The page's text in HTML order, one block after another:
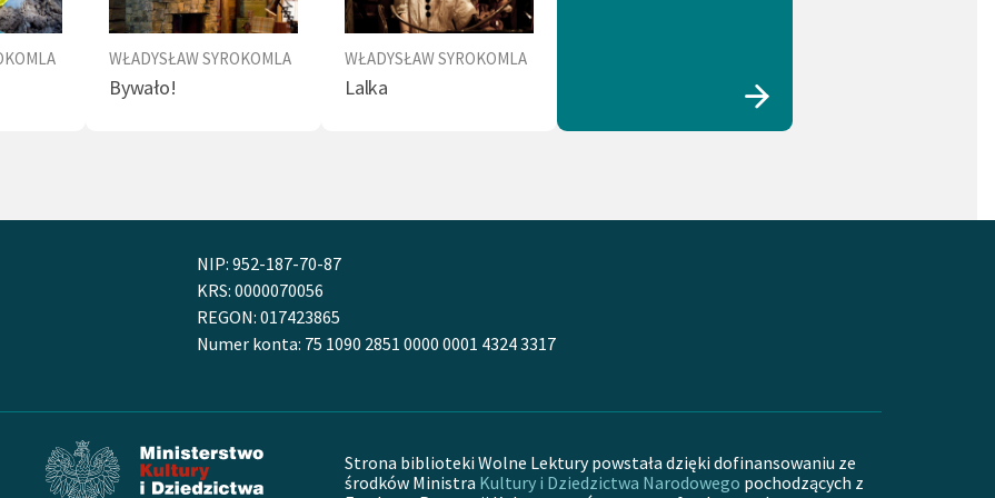
(Króla OlchGoethego, liryki Heinego), te
nie są wierne i służyły raczej Syrokomli
cudzym słowem tego, czego sam, w
życia Syrokomli naznaczył cień zbliżającego
styczniowego. W 1861 r. wracając do Wilna z
gdzie brał udział w manifestacjach
(po części jako współpracownik ,,Kuriera
przymusowo w Borejkowszczyźnie. Tam
niezwykle dojrzałe liryki zebrane później w
Poezja ostatniej godziny(wyd. 1862, obejmują m.in.
WŁADYSŁAW SYROKOMLA
Bywało!
WŁADYSŁAW SYROKOMLA
Lalka
NIP: 952-187-70-87
KRS: 0000070056
REGON: 017423865
Numer konta: 75 1090 2851 0000 0001 4324 3317
Strona biblioteki Wolne Lektury powstała dzięki dofinansowaniu ze
środków Ministra Kultury i Dziedzictwa Narodowego pochodzących z